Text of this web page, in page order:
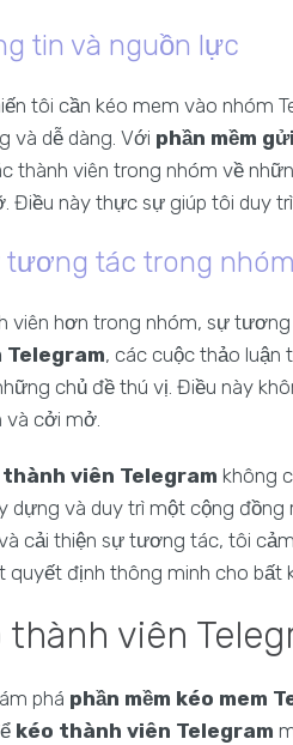
tin và nguồn lực
tôi cần kéo mem vào nhóm
và dễ dàng. Với phần mềm
thành viên trong nhóm về
Điều này thực sự giúp tôi duy
tương tác trong nhóm
viên hơn trong nhóm, sự
Telegram, các cuộc thảo luận
chủ đề thú vị. Điều này
và cởi mở.
viên Telegram không
dựng và duy trì một cộng
cải thiện sự tương tác, tôi
quyết định thông minh cho bất
thành viên
phá phần mềm kéo mem
kéo thành viên Telegram